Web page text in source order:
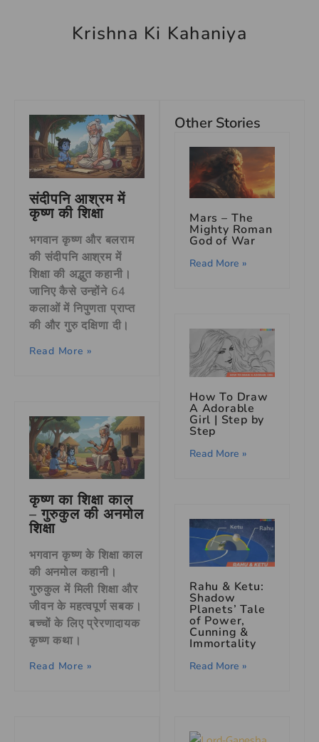
Krishna Ki Kahaniya
संदीपनि आश्रम में
कृष्ण की शिक्षा
भगवान कृष्ण और बलराम
की संदीपनि आश्रम में
शिक्षा की अद्भुत कहानी।
जानिए कैसे उन्होंने 64
कलाओं में निपुणता प्राप्त
की और गुरु दक्षिणा दी।
Read More »
कृष्ण का शिक्षा काल
– गुरुकुल की अनमोल
शिक्षा
भगवान कृष्ण के शिक्षा काल
की अनमोल कहानी।
गुरुकुल में मिली शिक्षा और
जीवन के महत्वपूर्ण सबक।
बच्चों के लिए प्रेरणादायक
कृष्ण कथा।
Read More »
Other Stories
Mars – The
Mighty Roman
God of War
Read More »
How To Draw
A Adorable
Girl | Step by
Step
Read More »
Rahu & Ketu:
Shadow
Planets’ Tale
of Power,
Cunning &
Immortality
Read More »